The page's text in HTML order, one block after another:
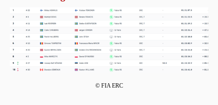
© FIA ERC